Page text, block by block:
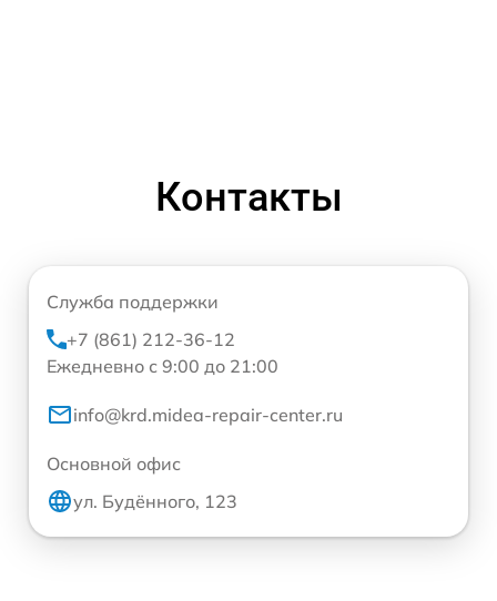
Контакты
Служба поддержки
+7 (861) 212-36-12
Ежедневно с 9:00 до 21:00
info@krd.midea-repair-center.ru
Основной офис
ул. Будённого, 123